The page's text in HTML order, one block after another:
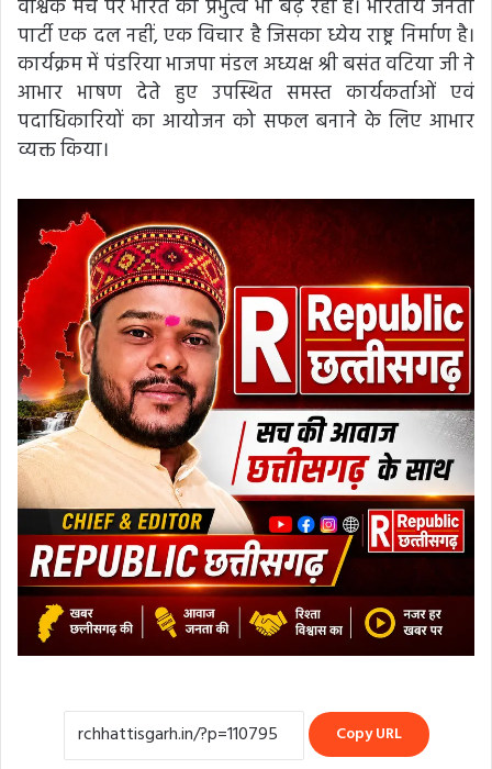
वैश्विक मंच पर भारत का प्रभुत्व भी बढ़ रहा है। भारतीय जनता
पार्टी एक दल नहीं, एक विचार है जिसका ध्येय राष्ट्र निर्माण है।
कार्यक्रम में पंडरिया भाजपा मंडल अध्यक्ष श्री बसंत वटिया जी ने
आभार भाषण देते हुए उपस्थित समस्त कार्यकर्ताओं एवं
पदाधिकारियों का आयोजन को सफल बनाने के लिए आभार
व्यक्त किया।
Copy URL